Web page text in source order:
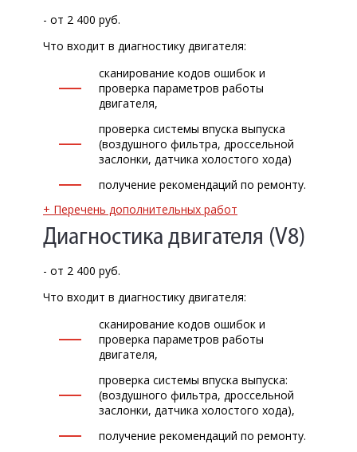
- от 2 400 руб.
Что входит в диагностику двигателя:
сканирование кодов ошибок и
проверка параметров работы
двигателя,
проверка системы впуска выпуска
(воздушного фильтра, дроссельной
заслонки, датчика холостого хода)
получение рекомендаций по ремонту.
+ Перечень дополнительных работ
Диагностика двигателя (V8)
- от 2 400 руб.
Что входит в диагностику двигателя:
сканирование кодов ошибок и
проверка параметров работы
двигателя,
проверка системы впуска выпуска:
(воздушного фильтра, дроссельной
заслонки, датчика холостого хода),
получение рекомендаций по ремонту.